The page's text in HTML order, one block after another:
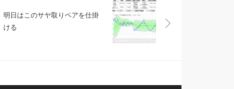
明日はこのサヤ取りペアを仕掛
ける